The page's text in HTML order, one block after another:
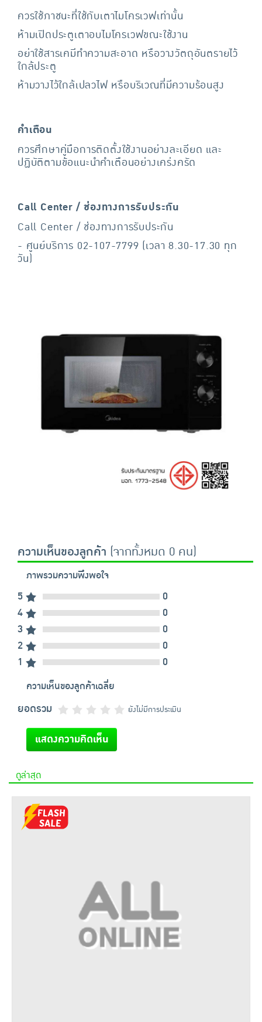
ควรใช้ภาชนะที่ใช้กับเตาไมโครเวฟเท่านั้น
ห้ามเปิดประตูเตาอบไมโครเวฟขณะใช้งาน
อย่าใช้สารเคมีทําความสะอาด หรือวางวัตถุอันตรายไว้
ใกล้ประตู
ห้ามวางไว้ใกล้เปลวไฟ หรือบริเวณที่มีความร้อนสูง
คำเตือน
ควรศึกษาคู่มือการติดตั้งใช้งานอย่างละเอียด และ
ปฏิบัติตามข้อแนะนำคำเตือนอย่างเคร่งครัด
Call Center / ช่องทางการรับประกัน
Call Center / ช่องทางการรับประกัน
- ศูนย์บริการ 02-107-7799 (เวลา 8.30-17.30 ทุก
วัน)
ความเห็นของลูกค้า (จากทั้งหมด 0 คน)
ภาพรวมความพึงพอใจ
5
0
4
0
3
0
2
0
1
0
ความเห็นของลูกค้าเฉลี่ย
ยอดรวม ยังไม่มีการประเมิน
แสดงความคิดเห็น
ดูล่าสุด